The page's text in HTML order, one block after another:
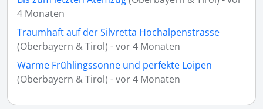
4 Monaten
Traumhaft auf der Silvretta Hochalpenstrasse
(Oberbayern & Tirol) - vor 4 Monaten
Warme Frühlingssonne und perfekte Loipen
(Oberbayern & Tirol) - vor 4 Monaten